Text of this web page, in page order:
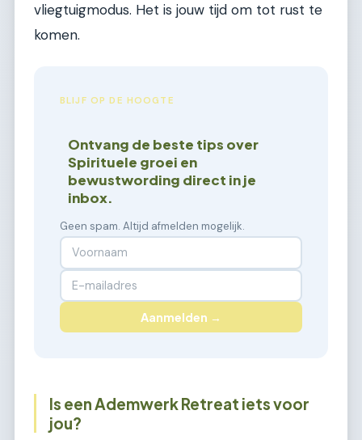
vliegtuigmodus. Het is jouw tijd om tot rust te
komen.
BLIJF OP DE HOOGTE
Ontvang de beste tips over
Spirituele groei en
bewustwording direct in je
inbox.
Geen spam. Altijd afmelden mogelijk.
Aanmelden →
Is een Ademwerk Retreat iets voor
jou?